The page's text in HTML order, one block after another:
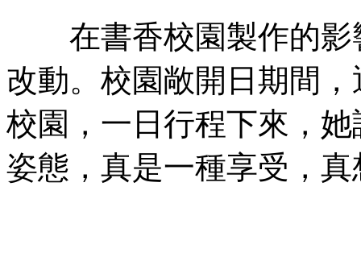
在書香校園製作的影
改動。校園敞開日期間
校園，一日行程下來，
姿態，真是一種享受，